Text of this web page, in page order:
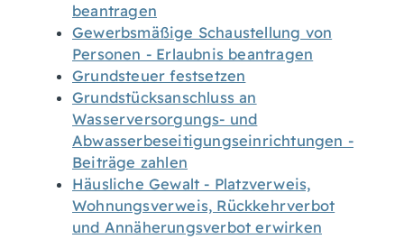
beantragen
Gewerbsmäßige Schaustellung von
Personen - Erlaubnis beantragen
Grundsteuer festsetzen
Grundstücksanschluss an
Wasserversorgungs- und
Abwasserbeseitigungseinrichtungen -
Beiträge zahlen
Häusliche Gewalt - Platzverweis,
Wohnungsverweis, Rückkehrverbot
und Annäherungsverbot erwirken